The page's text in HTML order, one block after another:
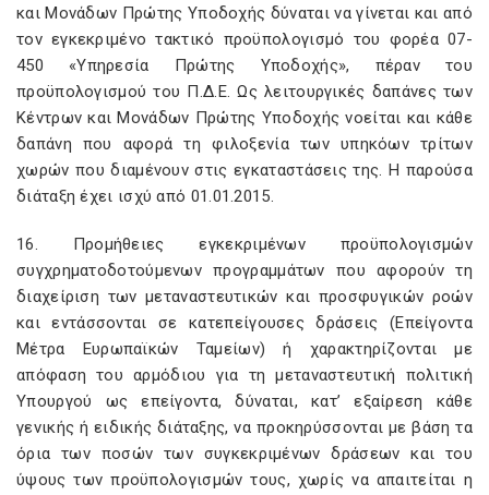
και Μονάδων Πρώτης Υποδοχής δύναται να γίνεται και από
τον εγκεκριμένο τακτικό προϋπολογισμό του φορέα 07-
450 «Υπηρεσία Πρώτης Υποδοχής», πέραν του
προϋπολογισμού του Π.Δ.Ε. Ως λειτουργικές δαπάνες των
Κέντρων και Μονάδων Πρώτης Υποδοχής νοείται και κάθε
δαπάνη που αφορά τη φιλοξενία των υπηκόων τρίτων
χωρών που διαμένουν στις εγκαταστάσεις της. Η παρούσα
διάταξη έχει ισχύ από 01.01.2015.
16. Προμήθειες εγκεκριμένων προϋπολογισμών
συγχρηματοδοτούμενων προγραμμάτων που αφορούν τη
διαχείριση των μεταναστευτικών και προσφυγικών ροών
και εντάσσονται σε κατεπείγουσες δράσεις (Επείγοντα
Μέτρα Ευρωπαϊκών Ταμείων) ή χαρακτηρίζονται με
απόφαση του αρμόδιου για τη μεταναστευτική πολιτική
Υπουργού ως επείγοντα, δύναται, κατ’ εξαίρεση κάθε
γενικής ή ειδικής διάταξης, να προκηρύσσονται με βάση τα
όρια των ποσών των συγκεκριμένων δράσεων και του
ύψους των προϋπολογισμών τους, χωρίς να απαιτείται η